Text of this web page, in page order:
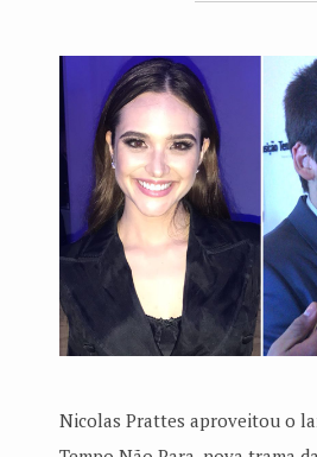
Nicolas Prattes aproveitou o